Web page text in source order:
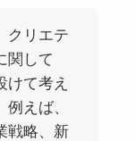
クリエテ
関して
けて考え
えば、
戦略、新